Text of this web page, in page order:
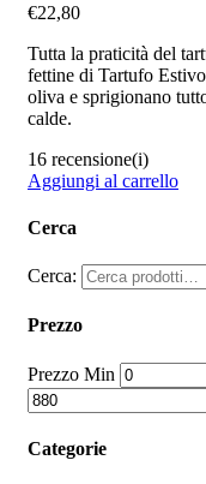
€22,80
Tutta la praticità del
fettine di Tartufo
oliva e sprigionano
calde.
16 recensione(i)
Aggiungi al carrello
Cerca
Cerca:
Prezzo
Prezzo Min
Categorie